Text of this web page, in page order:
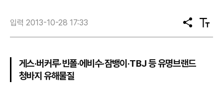
입력 2013-10-28 17:33
공
유
텍
스
게스·버커루·빈폴·에비수·잠뱅이·TBJ 등 유명브랜드
청바지 유해물질